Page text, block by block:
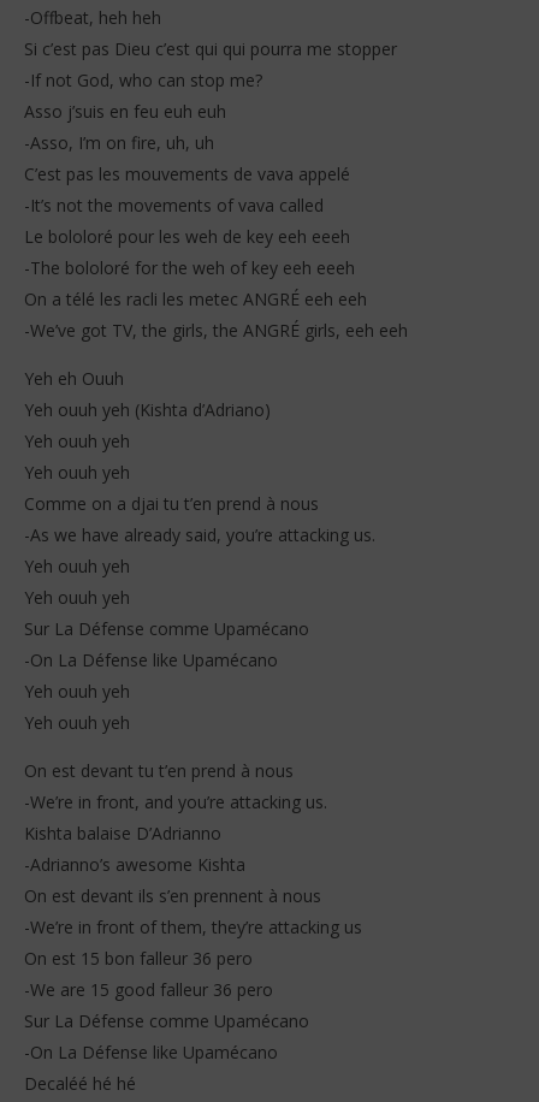
-Offbeat, heh heh
Si c’est pas Dieu c’est qui qui pourra me stopper
-If not God, who can stop me?
Asso j’suis en feu euh euh
-Asso, I’m on fire, uh, uh
C’est pas les mouvements de vava appelé
-It’s not the movements of vava called
Le bololoré pour les weh de key eeh eeeh
-The bololoré for the weh of key eeh eeeh
On a télé les racli les metec ANGRÉ eeh eeh
-We’ve got TV, the girls, the ANGRÉ girls, eeh eeh
Yeh eh Ouuh
Yeh ouuh yeh (Kishta d’Adriano)
Yeh ouuh yeh
Yeh ouuh yeh
Comme on a djai tu t’en prend à nous
-As we have already said, you’re attacking us.
Yeh ouuh yeh
Yeh ouuh yeh
Sur La Défense comme Upamécano
-On La Défense like Upamécano
Yeh ouuh yeh
Yeh ouuh yeh
On est devant tu t’en prend à nous
-We’re in front, and you’re attacking us.
Kishta balaise D’Adrianno
-Adrianno’s awesome Kishta
On est devant ils s’en prennent à nous
-We’re in front of them, they’re attacking us
On est 15 bon falleur 36 pero
-We are 15 good falleur 36 pero
Sur La Défense comme Upamécano
-On La Défense like Upamécano
Decaléé hé hé